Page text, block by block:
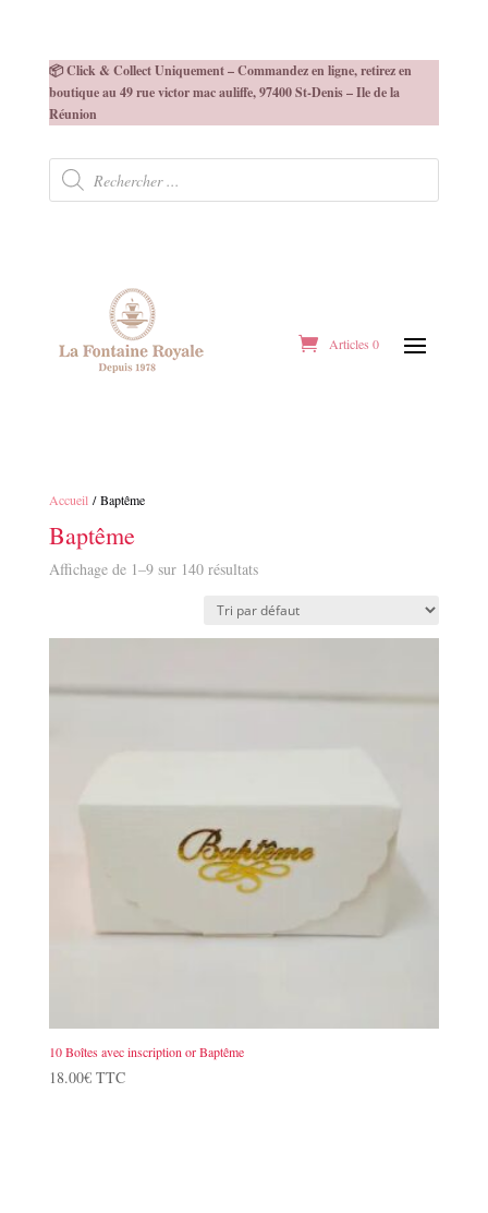
📦 Click & Collect Uniquement – Commandez en ligne, retirez en
boutique au 49 rue victor mac auliffe, 97400 St-Denis – Ile de la
Réunion
Recherche
produits
Articles 0
Accueil / Baptême
Baptême
Affichage de 1–9 sur 140 résultats
10 Boîtes avec inscription or Baptême
18.00€ TTC